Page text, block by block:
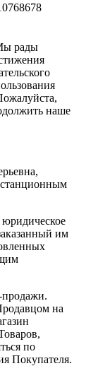
рады
наше
им
на
по
Покупателя.